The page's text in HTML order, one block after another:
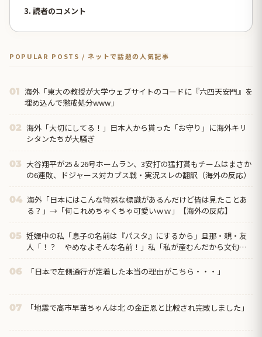
3. 読者のコメント
POPULAR POSTS / ネットで話題の人気記事
01 海外「東大の教授が大学ウェブサイトのコードに『六四天安門』を
埋め込んで懲戒処分www」
02 海外「大切にしてる！」日本人から貰った「お守り」に海外キリ
シタンたちが大騒ぎ
03 大谷翔平が25＆26号ホームラン、3安打の猛打賞もチームはまさか
の6連敗、ドジャース対カブス戦・実況スレの翻訳（海外の反応）
04 海外「日本にはこんな特殊な標識があるんだけど皆は見たことあ
る？」→「何これめちゃくちゃ可愛いｗｗ」【海外の反応】
05 妊娠中の私「息子の名前は『パスタ』にするから」旦那・親・友
人「！？ やめなよそんな名前！」私「私が産むんだから文句は
06 「日本で左側通行が定着した本当の理由がこちら・・・」
07 「地震で高市早苗ちゃんは北 の金正恩と比較され完敗しました」